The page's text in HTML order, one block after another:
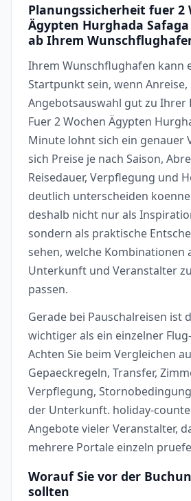
Planungssicherheit fuer 2
Ägypten Hurghada
ab Ihrem
Ihrem Wunschflughafen kann
Startpunkt sein, wenn
Angebotsauswahl gut zu Ihrer
Fuer 2 Wochen Ägypten
Minute lohnt sich ein genauer
sich Preise je nach Saison,
Reisedauer, Verpflegung und
deutlich unterscheiden
deshalb nicht nur als
sondern als praktische
sehen, welche Kombinationen
Unterkunft und Veranstalter
passen.
Gerade bei Pauschalreisen ist
wichtiger als ein einzelner
Achten Sie beim Vergleichen
Gepaeckregeln, Transfer,
Verpflegung,
der Unterkunft. holiday-
Angebote vieler Veranstalter,
mehrere Portale einzeln
Worauf Sie vor der
sollten